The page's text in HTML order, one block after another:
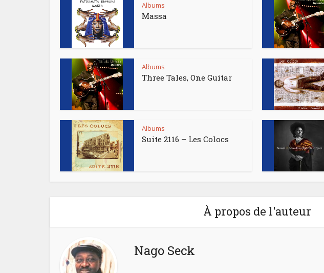
Albums
Massa
Albums
Three Tales, One Guitar
Albums
Suite 2116 – Les Colocs
À propos de l'auteur
Nago Seck